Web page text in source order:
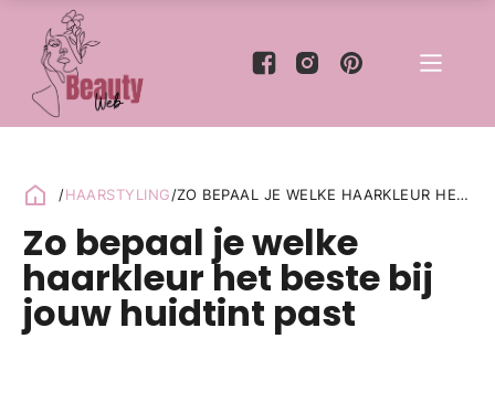
/HAARSTYLING/ZO BEPAAL JE WELKE HAARKLEUR HET
Zo bepaal je welke
haarkleur het beste bij
jouw huidtint past